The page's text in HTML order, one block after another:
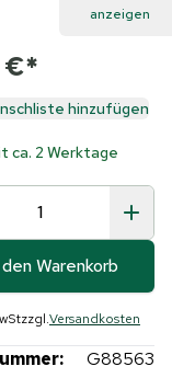
anzeigen
€*
hinzufügen
ca. 2 Werktage
den Warenkorb
zzgl.Versandkosten
G88563